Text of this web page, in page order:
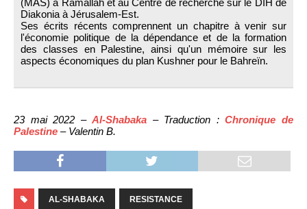
Diakonia à Jérusalem-Est.
Ses écrits récents comprennent un chapitre à venir sur
l'économie politique de la dépendance et de la formation
des classes en Palestine, ainsi qu'un mémoire sur les
aspects économiques du plan Kushner pour le Bahreïn.
23 mai 2022 –Al-Shabaka – Traduction :Chronique de
Palestine – Valentin B.
AL-SHABAKA RESISTANCE